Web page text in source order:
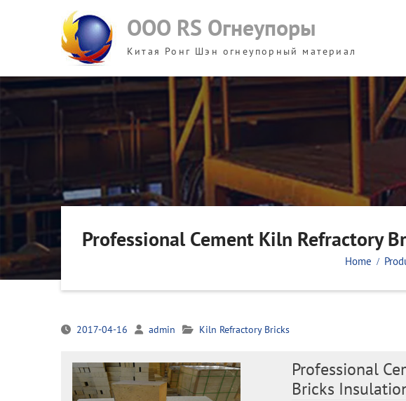
ООО RS Огнеупоры
Китая Ронг Шэн огнеупорный материал
Professional Cement Kiln Refractory
Home
2017-04-16 admin Kiln Refractory Bricks
Professional
Bricks